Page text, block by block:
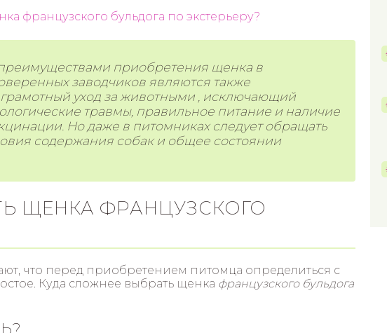
французского бульдога по экстерьеру?
приобретения щенка в
заводчиков являются также
уход за животными, исключающий
травмы, правильное питание и наличие
Но даже в питомниках следует обращать
содержания собак и общее состоянии
ЩЕНКА ФРАНЦУЗСКОГО
что перед приобретением питомца определиться с
Куда сложнее выбрать щенка французского бульдога